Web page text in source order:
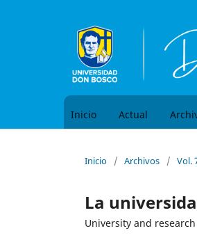
Inicio Actual
Inicio / Archivos / Vol.
La
University and research